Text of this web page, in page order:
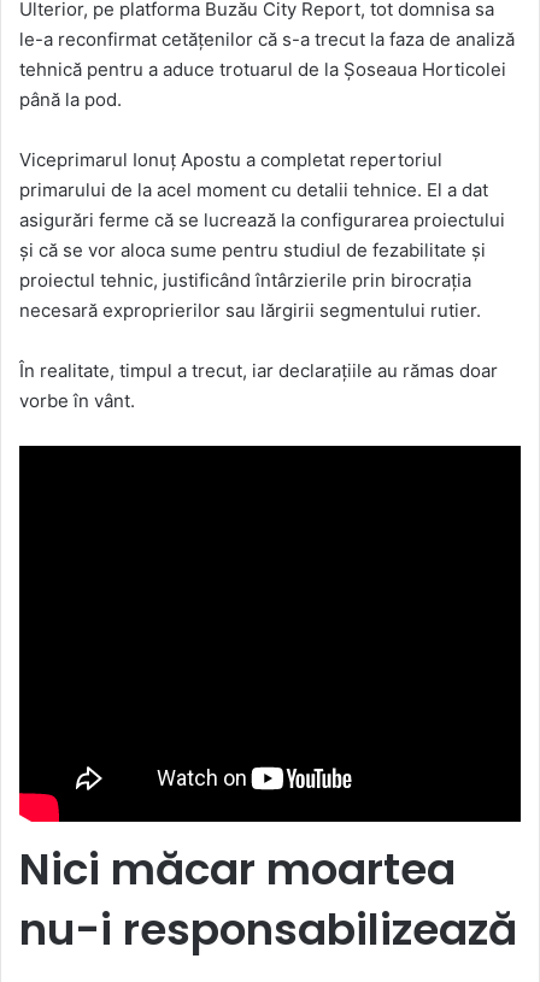
Ulterior, pe platforma Buzău City Report, tot domnisa sa
le-a reconfirmat cetățenilor că s-a trecut la faza de analiză
tehnică pentru a aduce trotuarul de la Șoseaua Horticolei
până la pod.
Viceprimarul Ionuț Apostu a completat repertoriul
primarului de la acel moment cu detalii tehnice. El a dat
asigurări ferme că se lucrează la configurarea proiectului
și că se vor aloca sume pentru studiul de fezabilitate și
proiectul tehnic, justificând întârzierile prin birocrația
necesară exproprierilor sau lărgirii segmentului rutier.
În realitate, timpul a trecut, iar declarațiile au rămas doar
vorbe în vânt.
Nici măcar moartea
nu-i responsabilizează